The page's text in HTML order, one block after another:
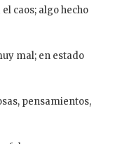
caos; algo hecho
mal; en estado
pensamientos,